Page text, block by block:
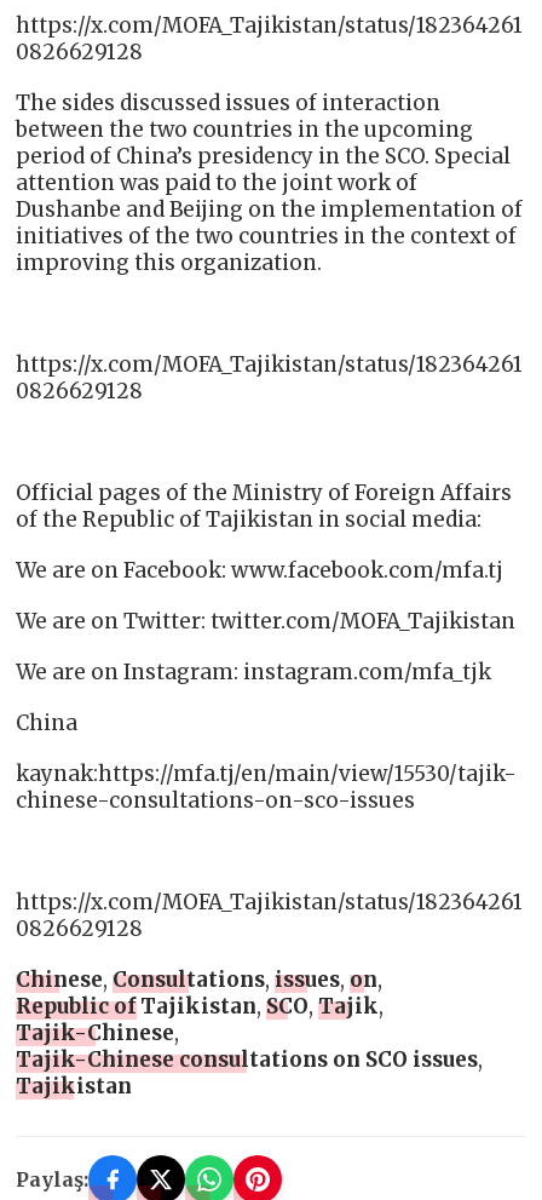
https://x.com/MOFA_Tajikistan/status/182364261
0826629128
The sides discussed issues of interaction
between the two countries in the upcoming
period of China’s presidency in the SCO. Special
attention was paid to the joint work of
Dushanbe and Beijing on the implementation of
initiatives of the two countries in the context of
improving this organization.
https://x.com/MOFA_Tajikistan/status/182364261
0826629128
Official pages of the Ministry of Foreign Affairs
of the Republic of Tajikistan in social media:
We are on Facebook: www.facebook.com/mfa.tj
We are on Twitter: twitter.com/MOFA_Tajikistan
We are on Instagram: instagram.com/mfa_tjk
China
kaynak:https://mfa.tj/en/main/view/15530/tajik-
chinese-consultations-on-sco-issues
https://x.com/MOFA_Tajikistan/status/182364261
0826629128
Chinese,Consultations,issues,on,
Republic of Tajikistan,SCO,Tajik,
Tajik-Chinese,
Tajik-Chinese consultations on SCO issues,
Tajikistan
Paylaş: